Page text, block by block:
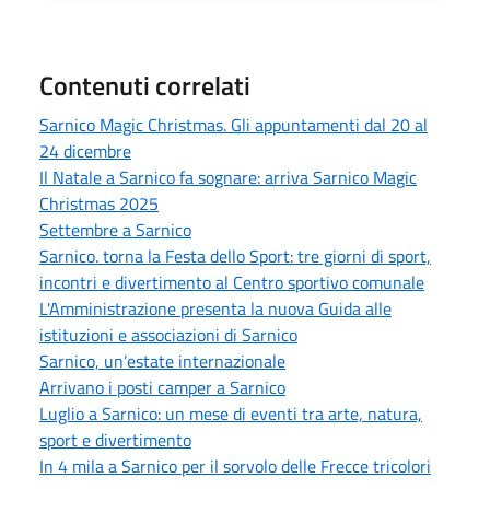
Contenuti correlati
Sarnico Magic Christmas. Gli appuntamenti dal 20 al
24 dicembre
Il Natale a Sarnico fa sognare: arriva Sarnico Magic
Christmas 2025
Settembre a Sarnico
Sarnico. torna la Festa dello Sport: tre giorni di sport,
incontri e divertimento al Centro sportivo comunale
L'Amministrazione presenta la nuova Guida alle
istituzioni e associazioni di Sarnico
Sarnico, un’estate internazionale
Arrivano i posti camper a Sarnico
Luglio a Sarnico: un mese di eventi tra arte, natura,
sport e divertimento
In 4 mila a Sarnico per il sorvolo delle Frecce tricolori